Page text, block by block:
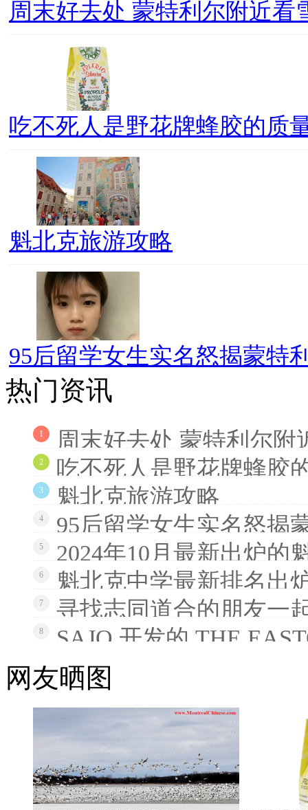
周末好去处 蒙特利尔附近看
吃不死人是野花牌蜂胶的质
魁北克旅游攻略
95后留学女生实名怒揭蒙特
热门资讯
1 周末好去处 蒙特利尔附
2 吃不死人是野花牌蜂胶
3 魁北克旅游攻略
4 95后留学女生实名怒揭
5 2024年10月最新出炉的
6 魁北克中学最新排名出
7 寻找志同道合的朋友一
8 SAJO 开发的 THE
网友晒图